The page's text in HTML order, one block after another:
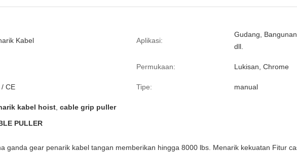
Kabel Aplikasi:
Gudang,
dll.
Permukaan: Lukisan, Chrome
/ CE Tipe: manual
kabel hoist cable grip puller
PULLER
ganda gear penarik kabel tangan memberikan hingga 8000 lbs. Menarik kekuatan Fitur